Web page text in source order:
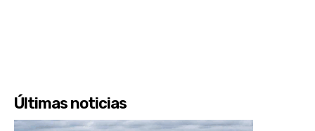
Últimas noticias